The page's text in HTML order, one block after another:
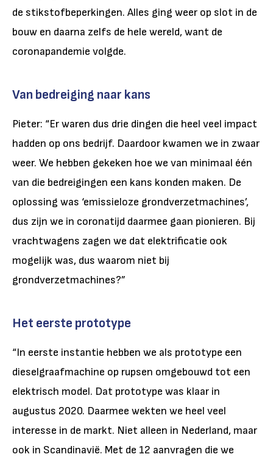
de stikstofbeperkingen. Alles ging weer op slot in de
bouw en daarna zelfs de hele wereld, want de
coronapandemie volgde.
Van bedreiging naar kans
Pieter: “Er waren dus drie dingen die heel veel impact
hadden op ons bedrijf. Daardoor kwamen we in zwaar
weer. We hebben gekeken hoe we van minimaal één
van die bedreigingen een kans konden maken. De
oplossing was ‘emissieloze grondverzetmachines’,
dus zijn we in coronatijd daarmee gaan pionieren. Bij
vrachtwagens zagen we dat elektrificatie ook
mogelijk was, dus waarom niet bij
grondverzetmachines?”
Het eerste prototype
“In eerste instantie hebben we als prototype een
dieselgraafmachine op rupsen omgebouwd tot een
elektrisch model. Dat prototype was klaar in
augustus 2020. Daarmee wekten we heel veel
interesse in de markt. Niet alleen in Nederland, maar
ook in Scandinavië. Met de 12 aanvragen die we